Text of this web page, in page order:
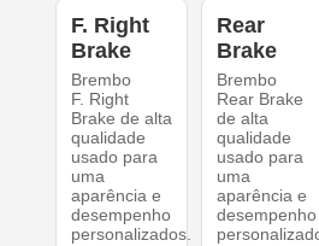
F. Right
Brake
Brembo
F. Right
Brake de alta
qualidade
usado para
uma
aparência e
desempenho
personalizados.
Rear
Brake
Brembo
Rear Brake
de alta
qualidade
usado para
uma
aparência e
desempenho